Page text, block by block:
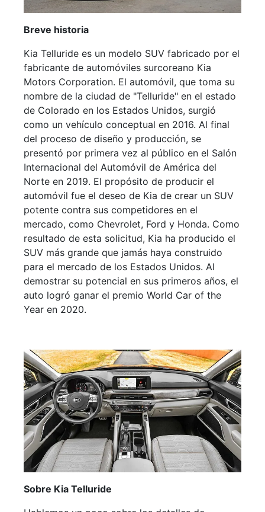
Breve historia
Kia Telluride es un modelo SUV fabricado por el
fabricante de automóviles surcoreano Kia
Motors Corporation. El automóvil, que toma su
nombre de la ciudad de "Telluride" en el estado
de Colorado en los Estados Unidos, surgió
como un vehículo conceptual en 2016. Al final
del proceso de diseño y producción, se
presentó por primera vez al público en el Salón
Internacional del Automóvil de América del
Norte en 2019. El propósito de producir el
automóvil fue el deseo de Kia de crear un SUV
potente contra sus competidores en el
mercado, como Chevrolet, Ford y Honda. Como
resultado de esta solicitud, Kia ha producido el
SUV más grande que jamás haya construido
para el mercado de los Estados Unidos. Al
demostrar su potencial en sus primeros años, el
auto logró ganar el premio World Car of the
Year en 2020.
Sobre Kia Telluride